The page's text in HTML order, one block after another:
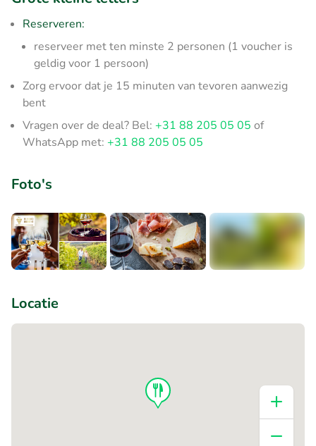
Reserveren:
reserveer met ten minste 2 personen (1 voucher is
geldig voor 1 persoon)
Zorg ervoor dat je 15 minuten van tevoren aanwezig
bent
Vragen over de deal? Bel: +31 88 205 05 05 of
WhatsApp met: +31 88 205 05 05
Foto's
Locatie